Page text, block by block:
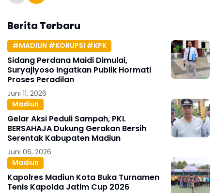
Berita Terbaru
#MADIUN #KORUPSI #KPK
Sidang Perdana Maidi Dimulai,
Suryajiyoso Ingatkan Publik Hormati
Proses Peradilan
Juni 11, 2026
Madiun
Gelar Aksi Peduli Sampah, PKL
BERSAHAJA Dukung Gerakan Bersih
Serentak Kabupaten Madiun
Juni 06, 2026
Madiun
Kapolres Madiun Kota Buka Turnamen
Tenis Kapolda Jatim Cup 2026